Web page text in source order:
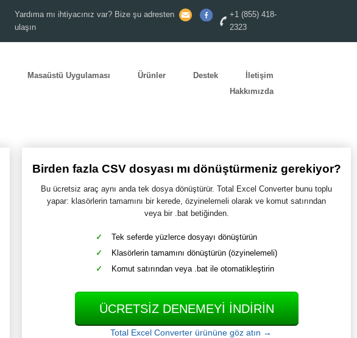
Yardıma mı ihtiyacınız var? Bize şu adresten
ulaşın
+1 (855) 418-
2323
Masaüstü Uygulaması Ürünler Destek
İletişim
Hakkımızda
Birden fazla CSV dosyası mı dönüştürmeniz gerekiyor?
Bu ücretsiz araç aynı anda tek dosya dönüştürür. Total Excel Converter bunu toplu
yapar: klasörlerin tamamını bir kerede, özyinelemeli olarak ve komut satırından
veya bir .bat betiğinden.
Tek seferde yüzlerce dosyayı dönüştürün
Klasörlerin tamamını dönüştürün (özyinelemeli)
Komut satırından veya .bat ile otomatikleştirin
ÜCRETSIZ DENEMEYI INDIRIN
Total Excel Converter ürününe göz atın →